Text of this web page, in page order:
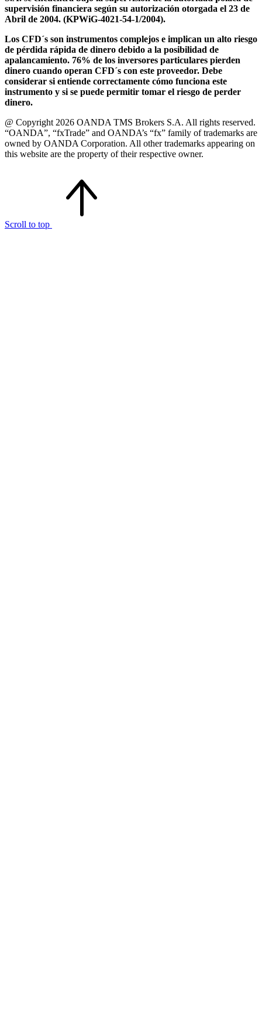
supervisión financiera según su autorización otorgada el 23 de
Abril de 2004. (KPWiG-4021-54-1/2004).
Los CFD´s son instrumentos complejos e implican un alto riesgo
de pérdida rápida de dinero debido a la posibilidad de
apalancamiento. 76% de los inversores particulares pierden
dinero cuando operan CFD´s con este proveedor. Debe
considerar si entiende correctamente cómo funciona este
instrumento y si se puede permitir tomar el riesgo de perder
dinero.
@ Copyright 2026 OANDA TMS Brokers S.A. All rights reserved.
“OANDA”, “fxTrade” and OANDA’s “fx” family of trademarks are
owned by OANDA Corporation. All other trademarks appearing on
this website are the property of their respective owner.
Scroll to top